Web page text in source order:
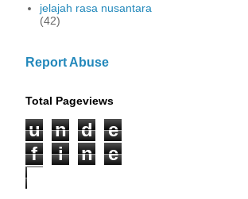
jelajah rasa nusantara
(42)
Report Abuse
Total Pageviews
u n d
e
f
i n
e